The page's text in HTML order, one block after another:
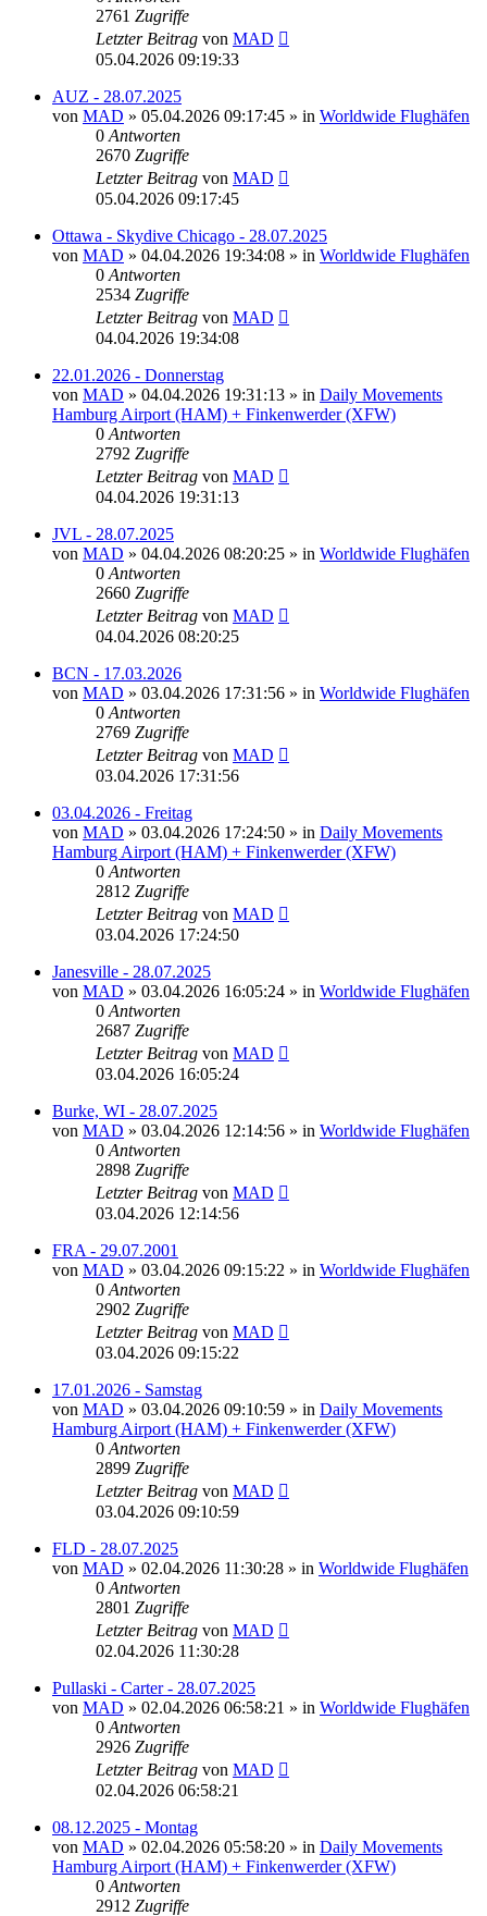
2761 Zugriffe
Letzter Beitrag von MAD
05.04.2026 09:19:33
AUZ - 28.07.2025
von MAD » 05.04.2026 09:17:45 » in Worldwide Flughäfen
0 Antworten
2670 Zugriffe
Letzter Beitrag von MAD
05.04.2026 09:17:45
Ottawa - Skydive Chicago - 28.07.2025
von MAD » 04.04.2026 19:34:08 » in Worldwide Flughäfen
0 Antworten
2534 Zugriffe
Letzter Beitrag von MAD
04.04.2026 19:34:08
22.01.2026 - Donnerstag
von MAD » 04.04.2026 19:31:13 » in Daily Movements
Hamburg Airport (HAM) + Finkenwerder (XFW)
0 Antworten
2792 Zugriffe
Letzter Beitrag von MAD
04.04.2026 19:31:13
JVL - 28.07.2025
von MAD » 04.04.2026 08:20:25 » in Worldwide Flughäfen
0 Antworten
2660 Zugriffe
Letzter Beitrag von MAD
04.04.2026 08:20:25
BCN - 17.03.2026
von MAD » 03.04.2026 17:31:56 » in Worldwide Flughäfen
0 Antworten
2769 Zugriffe
Letzter Beitrag von MAD
03.04.2026 17:31:56
03.04.2026 - Freitag
von MAD » 03.04.2026 17:24:50 » in Daily Movements
Hamburg Airport (HAM) + Finkenwerder (XFW)
0 Antworten
2812 Zugriffe
Letzter Beitrag von MAD
03.04.2026 17:24:50
Janesville - 28.07.2025
von MAD » 03.04.2026 16:05:24 » in Worldwide Flughäfen
0 Antworten
2687 Zugriffe
Letzter Beitrag von MAD
03.04.2026 16:05:24
Burke, WI - 28.07.2025
von MAD » 03.04.2026 12:14:56 » in Worldwide Flughäfen
0 Antworten
2898 Zugriffe
Letzter Beitrag von MAD
03.04.2026 12:14:56
FRA - 29.07.2001
von MAD » 03.04.2026 09:15:22 » in Worldwide Flughäfen
0 Antworten
2902 Zugriffe
Letzter Beitrag von MAD
03.04.2026 09:15:22
17.01.2026 - Samstag
von MAD » 03.04.2026 09:10:59 » in Daily Movements
Hamburg Airport (HAM) + Finkenwerder (XFW)
0 Antworten
2899 Zugriffe
Letzter Beitrag von MAD
03.04.2026 09:10:59
FLD - 28.07.2025
von MAD » 02.04.2026 11:30:28 » in Worldwide Flughäfen
0 Antworten
2801 Zugriffe
Letzter Beitrag von MAD
02.04.2026 11:30:28
Pullaski - Carter - 28.07.2025
von MAD » 02.04.2026 06:58:21 » in Worldwide Flughäfen
0 Antworten
2926 Zugriffe
Letzter Beitrag von MAD
02.04.2026 06:58:21
08.12.2025 - Montag
von MAD » 02.04.2026 05:58:20 » in Daily Movements
Hamburg Airport (HAM) + Finkenwerder (XFW)
0 Antworten
2912 Zugriffe